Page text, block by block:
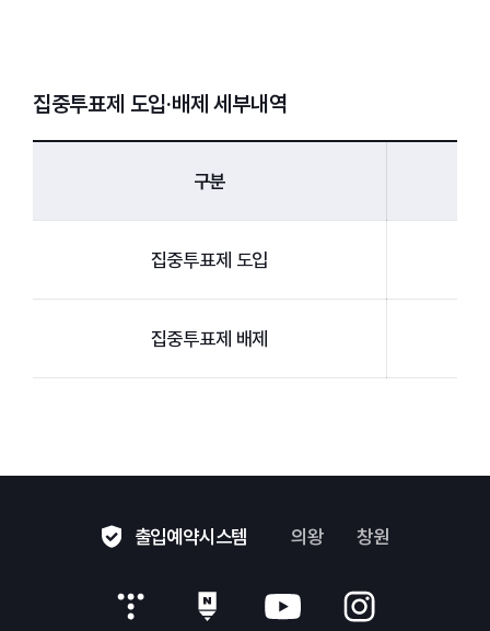
집중투표제 도입·배제 세부내역
구분
집중투표제 도입
집중투표제 배제
출입예약시스템 의왕 창원